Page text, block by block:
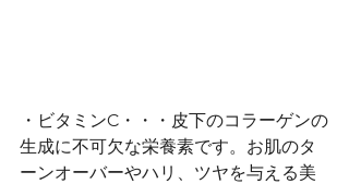
・ビタミンC・・・皮下のコラーゲンの
生成に不可欠な栄養素です。お肌のタ
ーンオーバーやハリ、ツヤを与える美